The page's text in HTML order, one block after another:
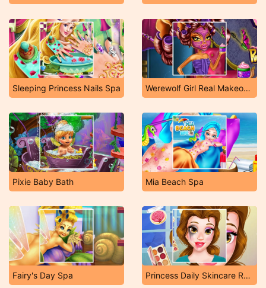
Sleeping Princess Nails Spa Werewolf Girl Real Makeover
Pixie Baby Bath Mia Beach Spa
Fairy's Day Spa Princess Daily Skincare Routine